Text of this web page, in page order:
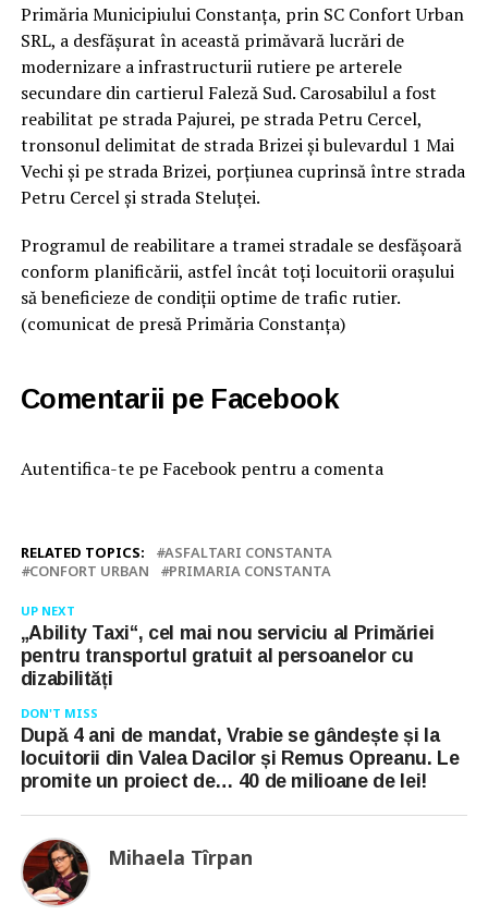
Primăria Municipiului Constanța, prin SC Confort Urban
SRL, a desfășurat în această primăvară lucrări de
modernizare a infrastructurii rutiere pe arterele
secundare din cartierul Faleză Sud. Carosabilul a fost
reabilitat pe strada Pajurei, pe strada Petru Cercel,
tronsonul delimitat de strada Brizei și bulevardul 1 Mai
Vechi și pe strada Brizei, porțiunea cuprinsă între strada
Petru Cercel și strada Steluței.
Programul de reabilitare a tramei stradale se desfășoară
conform planificării, astfel încât toți locuitorii orașului
să beneficieze de condiții optime de trafic rutier.
(comunicat de presă Primăria Constanța)
Comentarii pe Facebook
Autentifica-te pe Facebook pentru a comenta
RELATED TOPICS:
ASFALTARI CONSTANTA
CONFORT URBAN
PRIMARIA CONSTANTA
UP NEXT
„Ability Taxi“, cel mai nou serviciu al Primăriei
pentru transportul gratuit al persoanelor cu
dizabilități
DON'T MISS
După 4 ani de mandat, Vrabie se gândește și la
locuitorii din Valea Dacilor și Remus Opreanu. Le
promite un proiect de… 40 de milioane de lei!
Mihaela Tîrpan